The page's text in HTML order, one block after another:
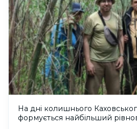
На дні колишнього
формується найбільший